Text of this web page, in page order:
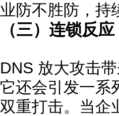
业防不胜防，持
（三）连锁反
DNS 放大攻击
它还会引发一系
双重打击。当企